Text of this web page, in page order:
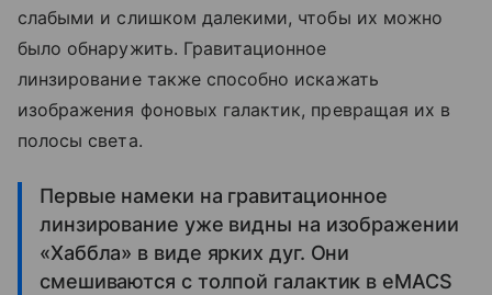
слабыми и слишком далекими, чтобы их можно
было обнаружить. Гравитационное
линзирование также способно искажать
изображения фоновых галактик, превращая их в
полосы света.
Первые намеки на гравитационное
линзирование уже видны на изображении
«Хаббла» в виде ярких дуг. Они
смешиваются с толпой галактик в eMACS